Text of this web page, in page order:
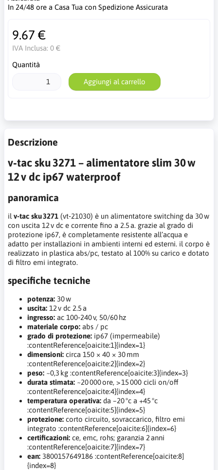
In 24/48 ore a Casa Tua con Spedizione Assicurata
9.67 €
IVA Inclusa: 0 €
Quantità
Aggiungi al carrello
Descrizione
v‑tac sku 3271 – alimentatore slim 30 w
12 v dc ip67 waterproof
panoramica
il v‑tac sku 3271 (vt‑21030) è un alimentatore switching da 30 w
con uscita 12 v dc e corrente fino a 2.5 a. grazie al grado di
protezione ip67, è completamente resistente all’acqua e
adatto per installazioni in ambienti interni ed esterni. il corpo è
realizzato in plastica abs/pc, testato al 100% su carico e dotato
di filtro emi integrato.
specifiche tecniche
potenza: 30 w
uscita: 12 v dc 2.5 a
ingresso: ac 100‑240 v, 50/60 hz
materiale corpo: abs / pc
grado di protezione: ip67 (impermeabile)
:contentReference[oaicite:1]{index=1}
dimensioni: circa 150 × 40 × 30 mm
:contentReference[oaicite:2]{index=2}
peso: ~0,3 kg :contentReference[oaicite:3]{index=3}
durata stimata: ~20 000 ore, > 15 000 cicli on/off
:contentReference[oaicite:4]{index=4}
temperatura operativa: da –20 °c a +45 °c
:contentReference[oaicite:5]{index=5}
protezione: corto circuito, sovraccarico, filtro emi
integrato :contentReference[oaicite:6]{index=6}
certificazioni: ce, emc, rohs; garanzia 2 anni
:contentReference[oaicite:7]{index=7}
ean: 3800157649186 :contentReference[oaicite:8]
{index=8}